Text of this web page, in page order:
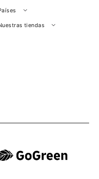
tiendas